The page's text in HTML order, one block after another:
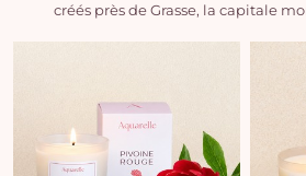
créés près de Grasse, la capitale